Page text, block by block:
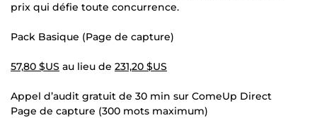
prix qui défie toute concurrence.
Pack Basique (Page de capture)
57,80 $US au lieu de 231,20 $US
Appel d’audit gratuit de 30 min sur ComeUp Direct
Page de capture (300 mots maximum)